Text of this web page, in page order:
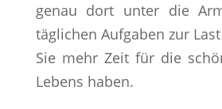
genau dort unter die
täglichen Aufgaben zur
Sie mehr Zeit für die
Lebens haben.